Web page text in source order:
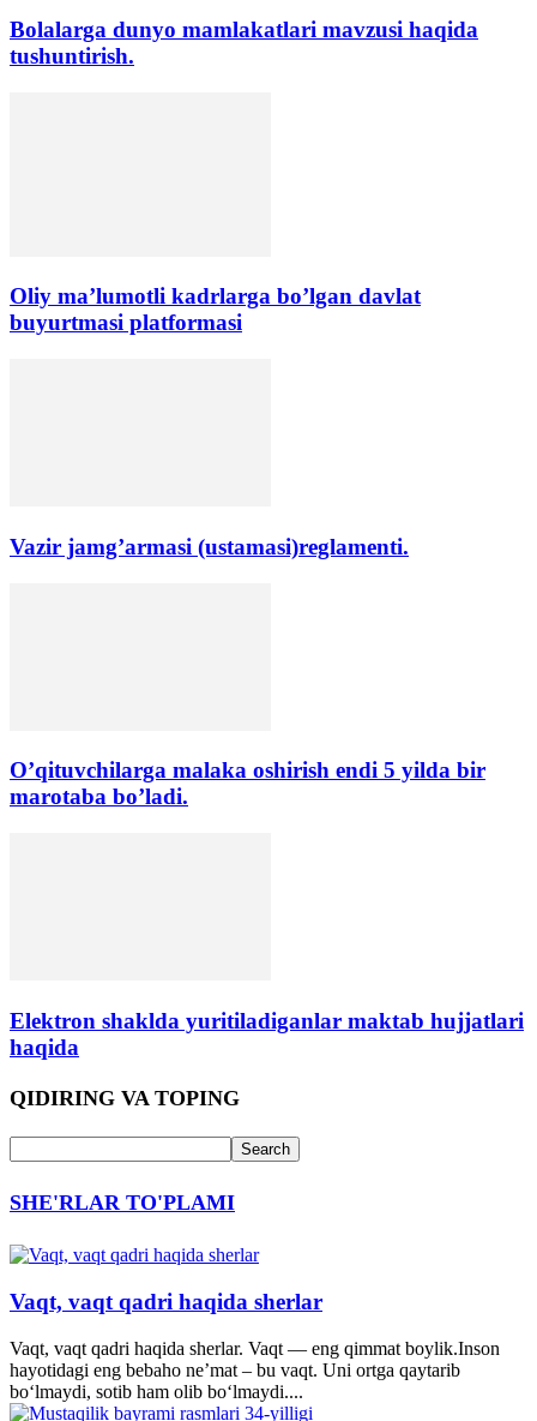
Bolalarga dunyo mamlakatlari mavzusi haqida
tushuntirish.
Oliy ma’lumotli kadrlarga bo’lgan davlat
buyurtmasi platformasi
Vazir jamg’armasi (ustamasi)reglamenti.
O’qituvchilarga malaka oshirish endi 5 yilda bir
marotaba bo’ladi.
Elektron shaklda yuritiladiganlar maktab hujjatlari
haqida
QIDIRING VA TOPING
SHE'RLAR TO'PLAMI
Vaqt, vaqt qadri haqida sherlar
Vaqt, vaqt qadri haqida sherlar. Vaqt — eng qimmat boylik.Inson
hayotidagi eng bebaho ne’mat – bu vaqt. Uni ortga qaytarib
bo‘lmaydi, sotib ham olib bo‘lmaydi....